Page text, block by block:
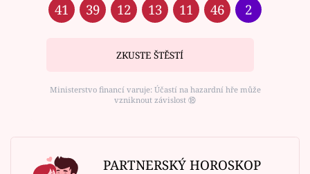
41 39 12 13 11 46 2
ZKUSTE ŠTĚSTÍ
Ministerstvo financí varuje: Účastí na hazardní hře může
vzniknout závislost ⑱
PARTNERSKÝ HOROSKOP